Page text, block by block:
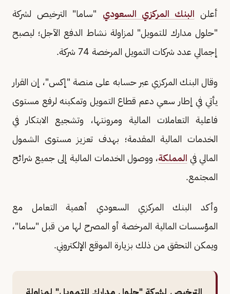
أعلن البنك المركزي السعودي "ساما" الترخيص لشركة
"حلول مدارك للتمويل" لمزاولة نشاط الدفع الآجل؛ ليصبح
إجمالي عدد شركات التمويل المرخصة 74 شركة.
وقال البنك المركزي عبر حسابه على منصة "إكس"، إن القرار
يأتي في إطار سعي دعم قطاع التمويل وتمكينه لرفع مستوى
فاعلية التعاملات المالية ومرونتها، وتشجيع الابتكار في
الخدمات المالية المقدمة؛ بهدف تعزيز مستوى الشمول
المالي في المملكة، ووصول الخدمات المالية إلى جميع شرائح
المجتمع.
وأكد البنك المركزي السعودي أهمية التعامل مع
المؤسسات المالية المرخصة أو المصرح لها من قبل "ساما"،
ويمكن التحقق من ذلك بزيارة الموقع الإلكتروني.
الترخيص لشركة "حلول مدارك للتمويل" لمزاولة